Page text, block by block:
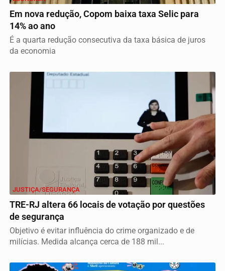
Em nova redução, Copom baixa taxa Selic para
14% ao ano
É a quarta redução consecutiva da taxa básica de juros
da economia
JUSTIÇA/SEGURANÇA
TRE-RJ altera 66 locais de votação por questões
de segurança
Objetivo é evitar influência do crime organizado e de
milícias. Medida alcança cerca de 188 mil...